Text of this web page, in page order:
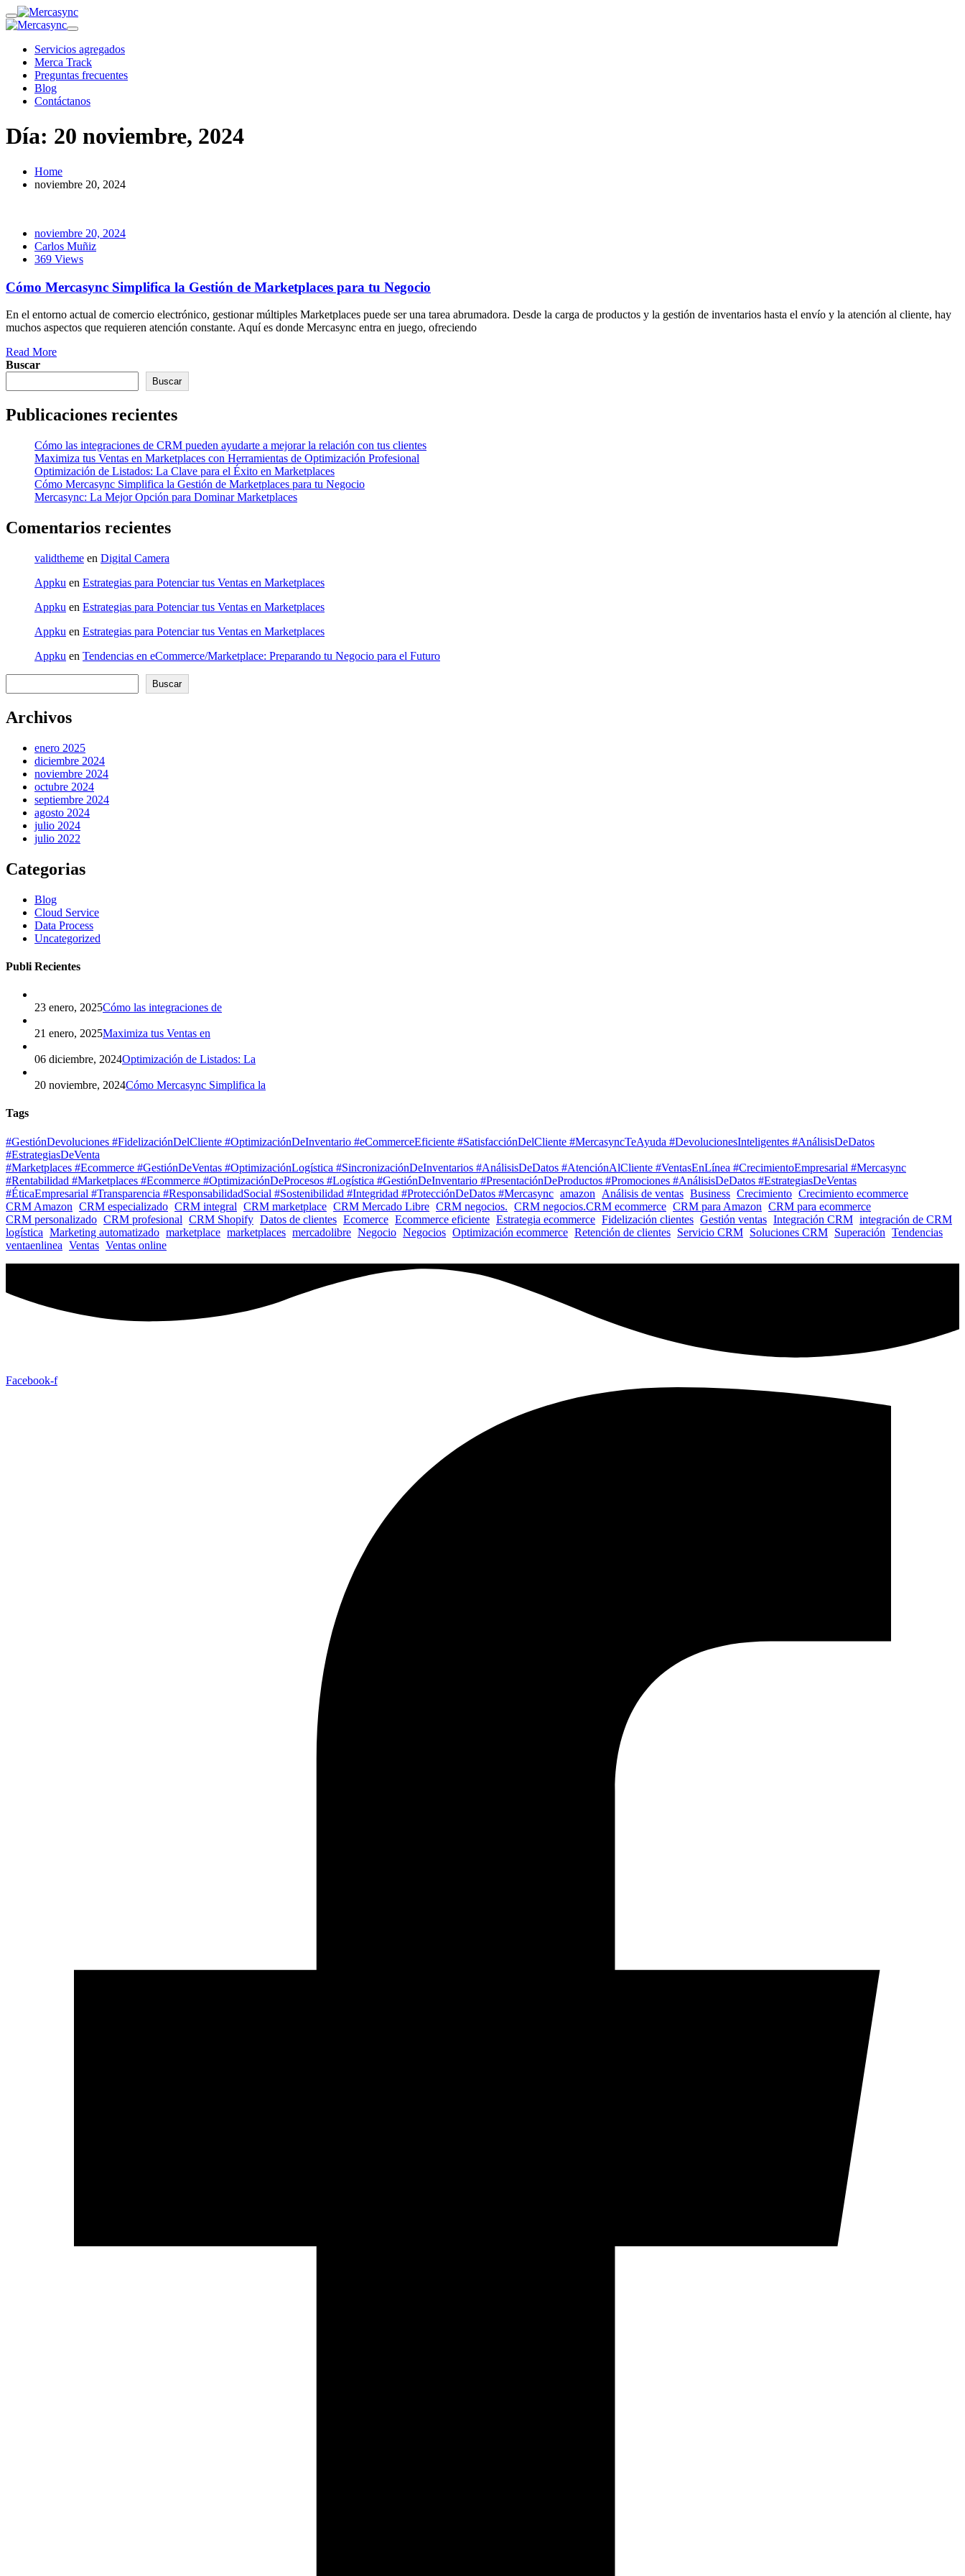
Servicios agregados
Merca Track
Preguntas frecuentes
Blog
Contáctanos
Día: 20 noviembre, 2024
Home
noviembre 20, 2024
noviembre 20, 2024
Carlos Muñiz
369 Views
Cómo Mercasync Simplifica la Gestión de Marketplaces para tu Negocio
En el entorno actual de comercio electrónico, gestionar múltiples Marketplaces puede ser una tarea abrumadora. Desde la carga de productos y la gestión de inventarios hasta el envío y la atención al cliente, hay
muchos aspectos que requieren atención constante. Aquí es donde Mercasync entra en juego, ofreciendo
Read More
Buscar
Buscar
Publicaciones recientes
Cómo las integraciones de CRM pueden ayudarte a mejorar la relación con tus clientes
Maximiza tus Ventas en Marketplaces con Herramientas de Optimización Profesional
Optimización de Listados: La Clave para el Éxito en Marketplaces
Cómo Mercasync Simplifica la Gestión de Marketplaces para tu Negocio
Mercasync: La Mejor Opción para Dominar Marketplaces
Comentarios recientes
validtheme en Digital Camera
Appku en Estrategias para Potenciar tus Ventas en Marketplaces
Appku en Estrategias para Potenciar tus Ventas en Marketplaces
Appku en Estrategias para Potenciar tus Ventas en Marketplaces
Appku en Tendencias en eCommerce/Marketplace: Preparando tu Negocio para el Futuro
Buscar
Archivos
enero 2025
diciembre 2024
noviembre 2024
octubre 2024
septiembre 2024
agosto 2024
julio 2024
julio 2022
Categorias
Blog
Cloud Service
Data Process
Uncategorized
Publi Recientes
23 enero, 2025Cómo las integraciones de
21 enero, 2025Maximiza tus Ventas en
06 diciembre, 2024Optimización de Listados: La
20 noviembre, 2024Cómo Mercasync Simplifica la
Tags
#GestiónDevoluciones #FidelizaciónDelCliente #OptimizaciónDeInventario #eCommerceEficiente #SatisfacciónDelCliente #MercasyncTeAyuda #DevolucionesInteligentes #AnálisisDeDatos
#EstrategiasDeVenta
#Marketplaces #Ecommerce #GestiónDeVentas #OptimizaciónLogística #SincronizaciónDeInventarios #AnálisisDeDatos #AtenciónAlCliente #VentasEnLínea #CrecimientoEmpresarial #Mercasync
#Rentabilidad #Marketplaces #Ecommerce #OptimizaciónDeProcesos #Logística #GestiónDeInventario #PresentaciónDeProductos #Promociones #AnálisisDeDatos #EstrategiasDeVentas
#ÉticaEmpresarial #Transparencia #ResponsabilidadSocial #Sostenibilidad #Integridad #ProtecciónDeDatos #Mercasync amazon Análisis de ventas Business Crecimiento Crecimiento ecommerce
CRM Amazon CRM especializado CRM integral CRM marketplace CRM Mercado Libre CRM negocios. CRM negocios.CRM ecommerce CRM para Amazon CRM para ecommerce
CRM personalizado CRM profesional CRM Shopify Datos de clientes Ecomerce Ecommerce eficiente Estrategia ecommerce Fidelización clientes Gestión ventas Integración CRM integración de CRM
logística Marketing automatizado marketplace marketplaces mercadolibre Negocio Negocios Optimización ecommerce Retención de clientes Servicio CRM Soluciones CRM Superación Tendencias
ventaenlinea Ventas Ventas online
Facebook-f